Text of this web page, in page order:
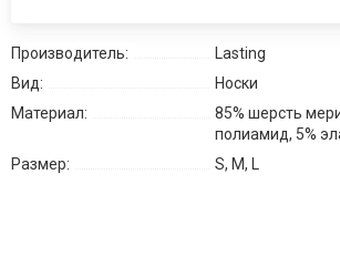
Производитель:
Lasting
Вид:
Носки
Материал:
85% шерсть
полиамид, 5%
Размер:
S, M, L